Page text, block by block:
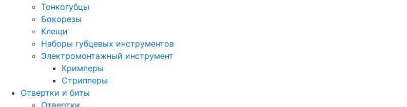
Тонкогубцы
Бокорезы
Клещи
Наборы губцевых инструментов
Электромонтажный инструмент
Кримперы
Стрипперы
Отвертки и биты
Отвертки